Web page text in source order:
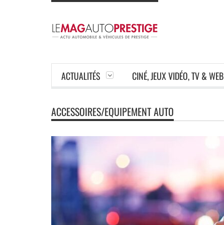
ACTUALITÉS CINÉ, JEUX VIDÉO, TV & WEB
ACCESSOIRES/EQUIPEMENT AUTO